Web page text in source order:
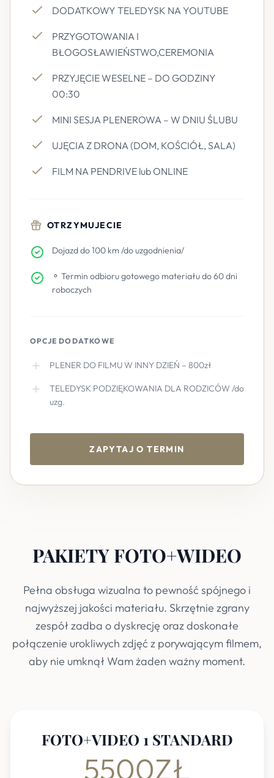
DODATKOWY TELEDYSK NA YOUTUBE
PRZYGOTOWANIA I
BŁOGOSŁAWIEŃSTWO,CEREMONIA
PRZYJĘCIE WESELNE – DO GODZINY
00:30
MINI SESJA PLENEROWA – W DNIU ŚLUBU
UJĘCIA Z DRONA (DOM, KOŚCIÓŁ, SALA)
FILM NA PENDRIVE lub ONLINE
OTRZYMUJECIE
Dojazd do 100 km /do uzgodnienia/
⚬ Termin odbioru gotowego materiału do 60 dni
roboczych
OPCJE DODATKOWE
PLENER DO FILMU W INNY DZIEŃ – 800zł
TELEDYSK PODZIĘKOWANIA DLA RODZICÓW /do
uzg.
ZAPYTAJ O TERMIN
PAKIETY FOTO+WIDEO
Pełna obsługa wizualna to pewność spójnego i
najwyższej jakości materiału. Skrzętnie zgrany
zespół zadba o dyskrecję oraz doskonałe
połączenie urokliwych zdjęć z porywającym filmem,
aby nie umknął Wam żaden ważny moment.
FOTO+VIDEO 1 STANDARD
5500ZŁ